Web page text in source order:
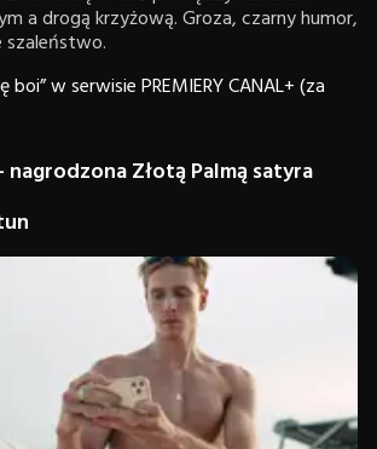
a drogą krzyżową. Groza, czarny humor,
szaleństwo.
boi” w serwisie PREMIERY CANAL+ (za
Złotą Palmą satyra